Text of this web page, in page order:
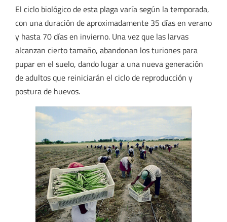
El ciclo biológico de esta plaga varía según la temporada,
con una duración de aproximadamente 35 días en verano
y hasta 70 días en invierno. Una vez que las larvas
alcanzan cierto tamaño, abandonan los turiones para
pupar en el suelo, dando lugar a una nueva generación
de adultos que reiniciarán el ciclo de reproducción y
postura de huevos.